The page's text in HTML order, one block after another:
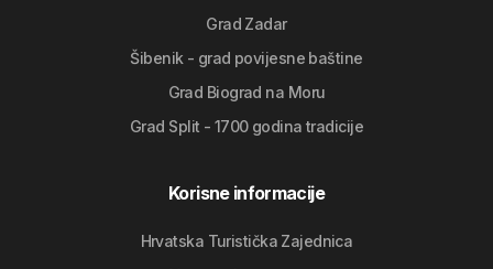
Grad Zadar
Šibenik - grad povijesne baštine
Grad Biograd na Moru
Grad Split - 1700 godina tradicije
Korisne informacije
Hrvatska Turistička Zajednica